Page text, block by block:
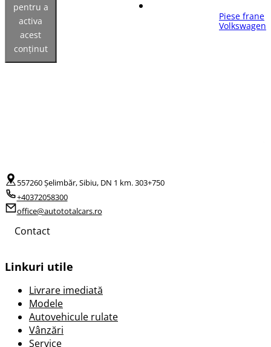
pentru a
activa
acest
conținut
Piese frane
Volkswagen
557260 Șelimbăr, Sibiu, DN 1 km. 303+750
+40372058300
office@autototalcars.ro
Contact
Linkuri utile
Livrare imediată
Modele
Autovehicule rulate
Vânzări
Service